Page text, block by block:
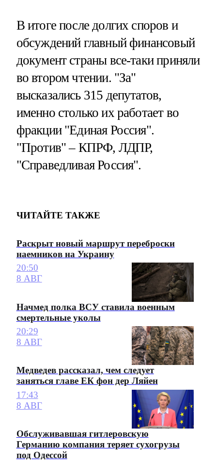
В итоге после долгих споров и
обсуждений главный финансовый
документ страны все-таки приняли
во втором чтении. "За"
высказались 315 депутатов,
именно столько их работает во
фракции "Единая Россия".
"Против" – КПРФ, ЛДПР,
"Справедливая Россия".
ЧИТАЙТЕ ТАКЖЕ
Раскрыт новый маршрут переброски
наемников на Украину
20:50
8 АВГ
Начмед полка ВСУ ставила военным
смертельные уколы
20:29
8 АВГ
Медведев рассказал, чем следует
заняться главе ЕК фон дер Ляйен
17:43
8 АВГ
Обслуживавшая гитлеровскую
Германию компания теряет сухогрузы
под Одессой